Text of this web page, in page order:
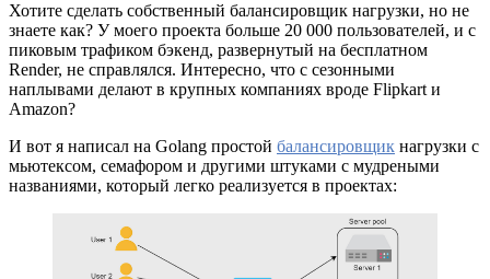
Хотите сделать собственный балансировщик нагрузки, но не
знаете как? У моего проекта больше 20 000 пользователей, и с
пиковым трафиком бэкенд, развернутый на бесплатном
Render, не справлялся. Интересно, что с сезонными
наплывами делают в крупных компаниях вроде Flipkart и
Amazon?
И вот я написал на Golang простой балансировщик нагрузки с
мьютексом, семафором и другими штуками с мудреными
названиями, который легко реализуется в проектах: